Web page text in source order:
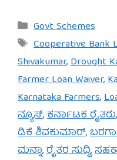
Categories
Govt Schemes
Tags
Cooperative Bank
Shivakumar,Drought
Farmer Loan Waiver,
Karnataka Farmers,
ನ್ಯೂಸ್,ಕರ್ನಾಟಕ ರೈತರು,
ಡಿಕೆ ಶಿವಕುಮಾರ್,
ಮನ್ನಾ,ರೈತರ ಸುದ್ದಿ,